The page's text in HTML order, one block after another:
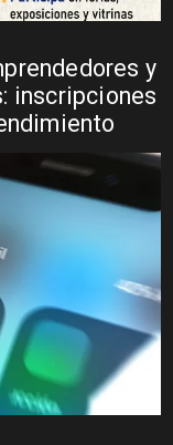
y
inscripciones